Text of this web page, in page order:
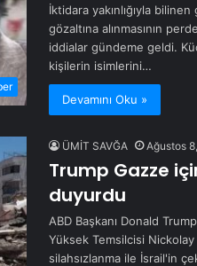
İktidara yakınlığıyla
gözaltına alınmasının
iddialar gündeme geldi.
kişilerin isimlerini…
Devamını Oku »
ÜMİT SAVĞA Ağustos
Trump Gazze
duyurdu
ABD Başkanı Donald
Yüksek Temsilcisi
silahsızlanma ile İsrail'in